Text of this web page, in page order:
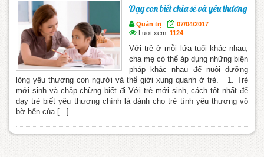
Dạy con biết chia sẻ và yêu thương
Quản trị
07/04/2017
Lượt xem: 1124
Với trẻ ở mỗi lứa tuổi khác nhau,
cha mẹ có thể áp dụng những biện
pháp khác nhau để nuôi dưỡng
lòng yêu thương con người và thế giới xung quanh ở trẻ. 1. Trẻ
mới sinh và chập chững biết đi Với trẻ mới sinh, cách tốt nhất để
dạy trẻ biết yêu thương chính là dành cho trẻ tình yêu thương vô
bờ bến của [...]